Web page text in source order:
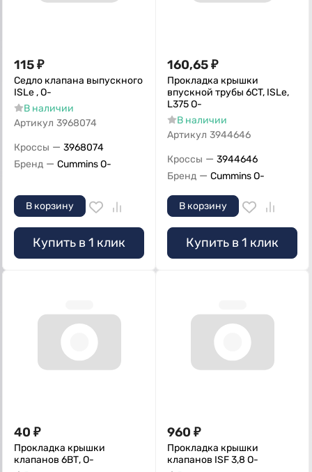
115₽
Седло клапана выпускного
ISLe , О-
В наличии
Артикул 3968074
Кроссы — 3968074
Бренд — Cummins O-
В корзину
Купить в 1 клик
160,65₽
Прокладка крышки
впускной трубы 6CT, ISLe,
L375 О-
В наличии
Артикул 3944646
Кроссы — 3944646
Бренд — Cummins O-
В корзину
Купить в 1 клик
40 ₽
Прокладка крышки
клапанов 6ВТ, О-
960 ₽
Прокладка крышки
клапанов ISF 3,8 О-